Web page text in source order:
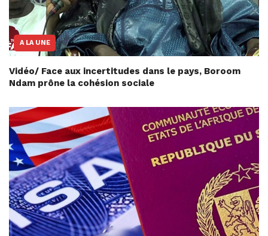
A LA UNE
Vidéo/ Face aux incertitudes dans le pays, Boroom
Ndam prône la cohésion sociale